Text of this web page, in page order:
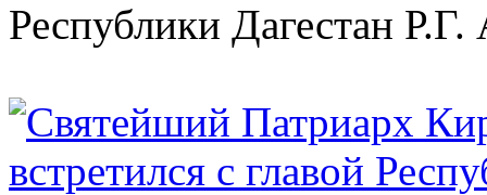
Республики Дагестан